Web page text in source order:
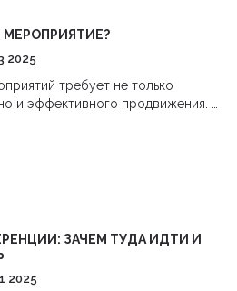
незабываемым. Эта полезная
идеальный формат для
МЕРОПРИЯТИЕ?
2025
требует не только
и эффективного продвижения. В
Узнаем, как социальные сети и
сыграть ключевую роль в
целевой аудитории и как
о том, как креативные
мероприятие незабываемым.
ЗАЧЕМ ТУДА ИДТИ И
2025